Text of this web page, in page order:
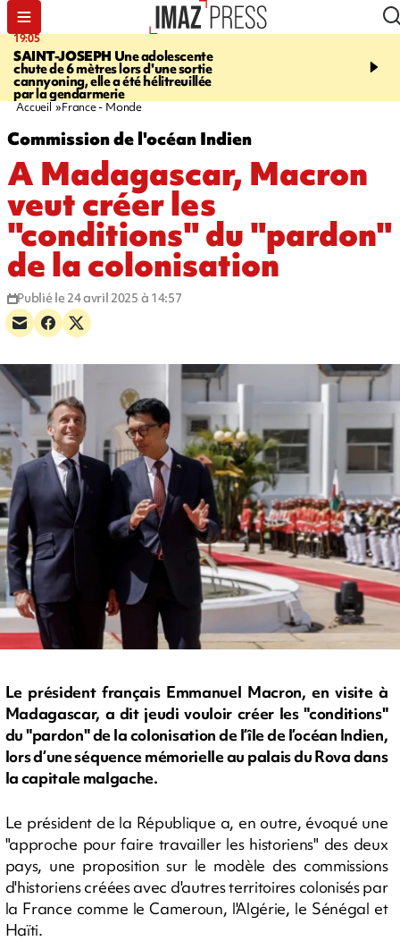
19:05
SAINT-JOSEPH Une adolescente
chute de 6 mètres lors d'une sortie
cannyoning, elle a été hélitreuillée
par la gendarmerie
20:44
rouée de coups,
Accueil France - Monde
Commission de l'océan Indien
A Madagascar, Macron
veut créer les
"conditions" du "pardon"
de la colonisation
Publié le 24 avril 2025 à 14:57
Le président français Emmanuel Macron, en visite à
Madagascar, a dit jeudi vouloir créer les "conditions"
du "pardon" de la colonisation de l’île de l’océan Indien,
lors d’une séquence mémorielle au palais du Rova dans
la capitale malgache.
Le président de la République a, en outre, évoqué une
"approche pour faire travailler les historiens" des deux
pays, une proposition sur le modèle des commissions
d'historiens créées avec d'autres territoires colonisés par
la France comme le Cameroun, l'Algérie, le Sénégal et
Haïti.